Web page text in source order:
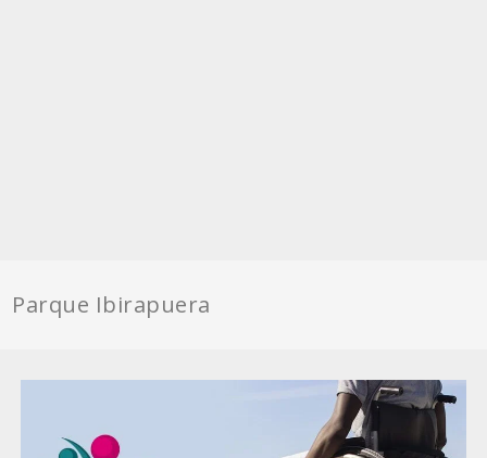
Parque Ibirapuera